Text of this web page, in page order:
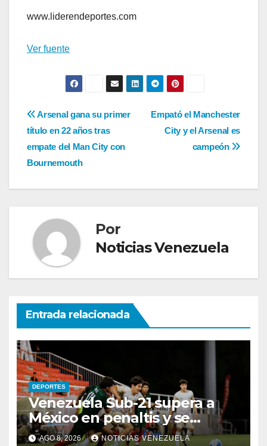
www.liderendeportes.com
Ver fuente
Navegación
de
entradas
Empató el Manchester
City y el Arsenal es
campeón
Arsenal gana su primer
título en 22 años tras
empate del Man City con
Bournemouth
Por
Noticias Venezuela
Entrada relacionada
DEPORTES
Venezuela Sub-21 supera a
México en penaltis y se
adjudica el oro
AGO 8, 2026 NOTICIAS VENEZUELA